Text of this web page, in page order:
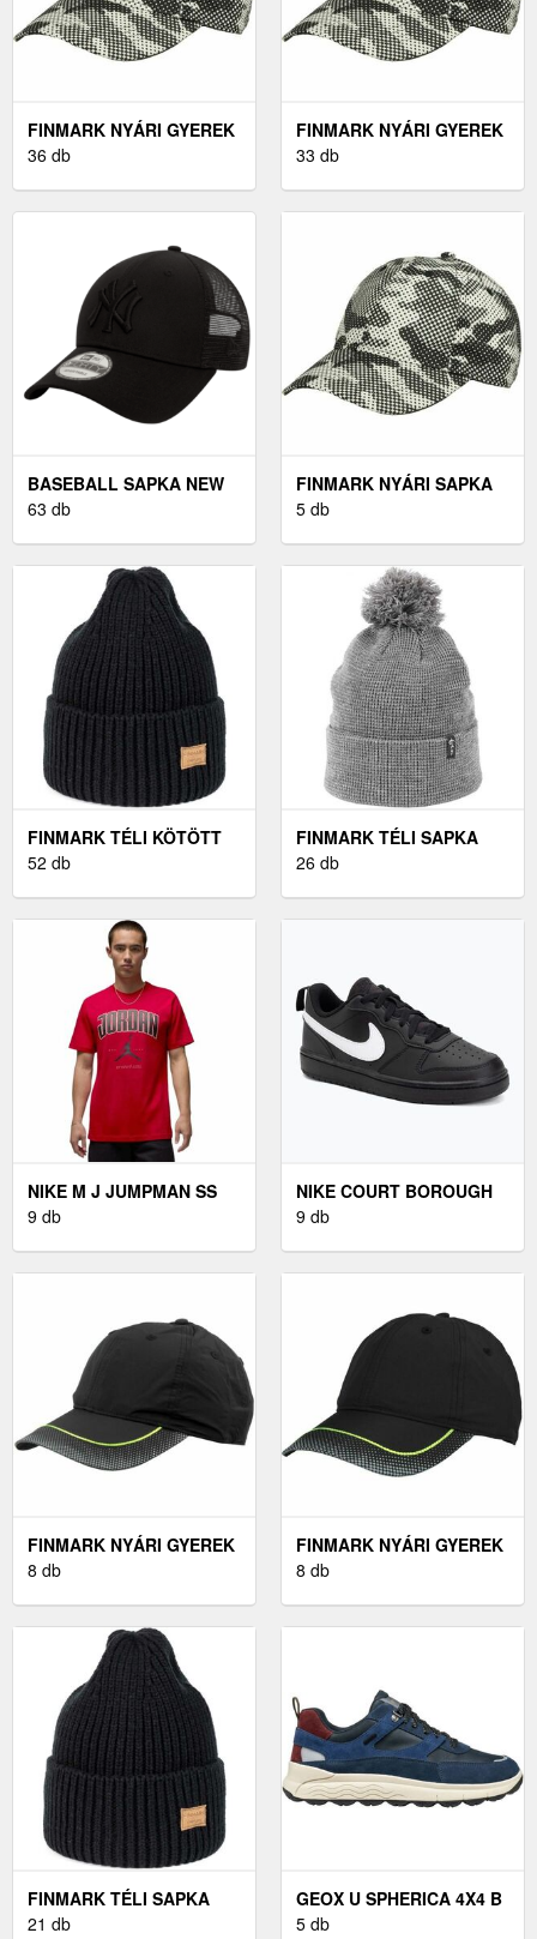
FINMARK NYÁRI GYEREK
SAPKA NYÁRI GYEREK
36 db
FINMARK NYÁRI GYEREK
SAPKA - NYÁRI GYEREK
33 db
BASEBALL SAPKA NEW
ERA NEW ERA NEW YORK
63 db
FINMARK NYÁRI SAPKA
SZÜRKE UNI - NYÁRI
5 db
FINMARK TÉLI KÖTÖTT
SAPKA TÉLI KÖTÖTT
52 db
FINMARK TÉLI SAPKA
SZÜRKE UNI - KÖTÖTT
26 db
NIKE M J JUMPMAN SS
CREW RÖVID UJJÚ PÓLÓ
9 db
NIKE COURT BOROUGH
LOW RECRAFT CIPŐ
9 db
FINMARK NYÁRI GYEREK
BASEBALL SAPKA
8 db
FINMARK NYÁRI GYEREK
SAPKA FEKETE UNI -
8 db
FINMARK TÉLI SAPKA
FEKETE UNI - FÉRFI TÉLI
21 db
GEOX U SPHERICA 4X4 B
ABX FÉRFI
5 db